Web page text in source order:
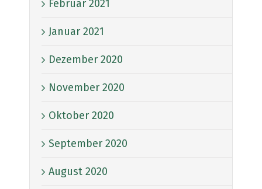
Februar 2021
Januar 2021
Dezember 2020
November 2020
Oktober 2020
September 2020
August 2020